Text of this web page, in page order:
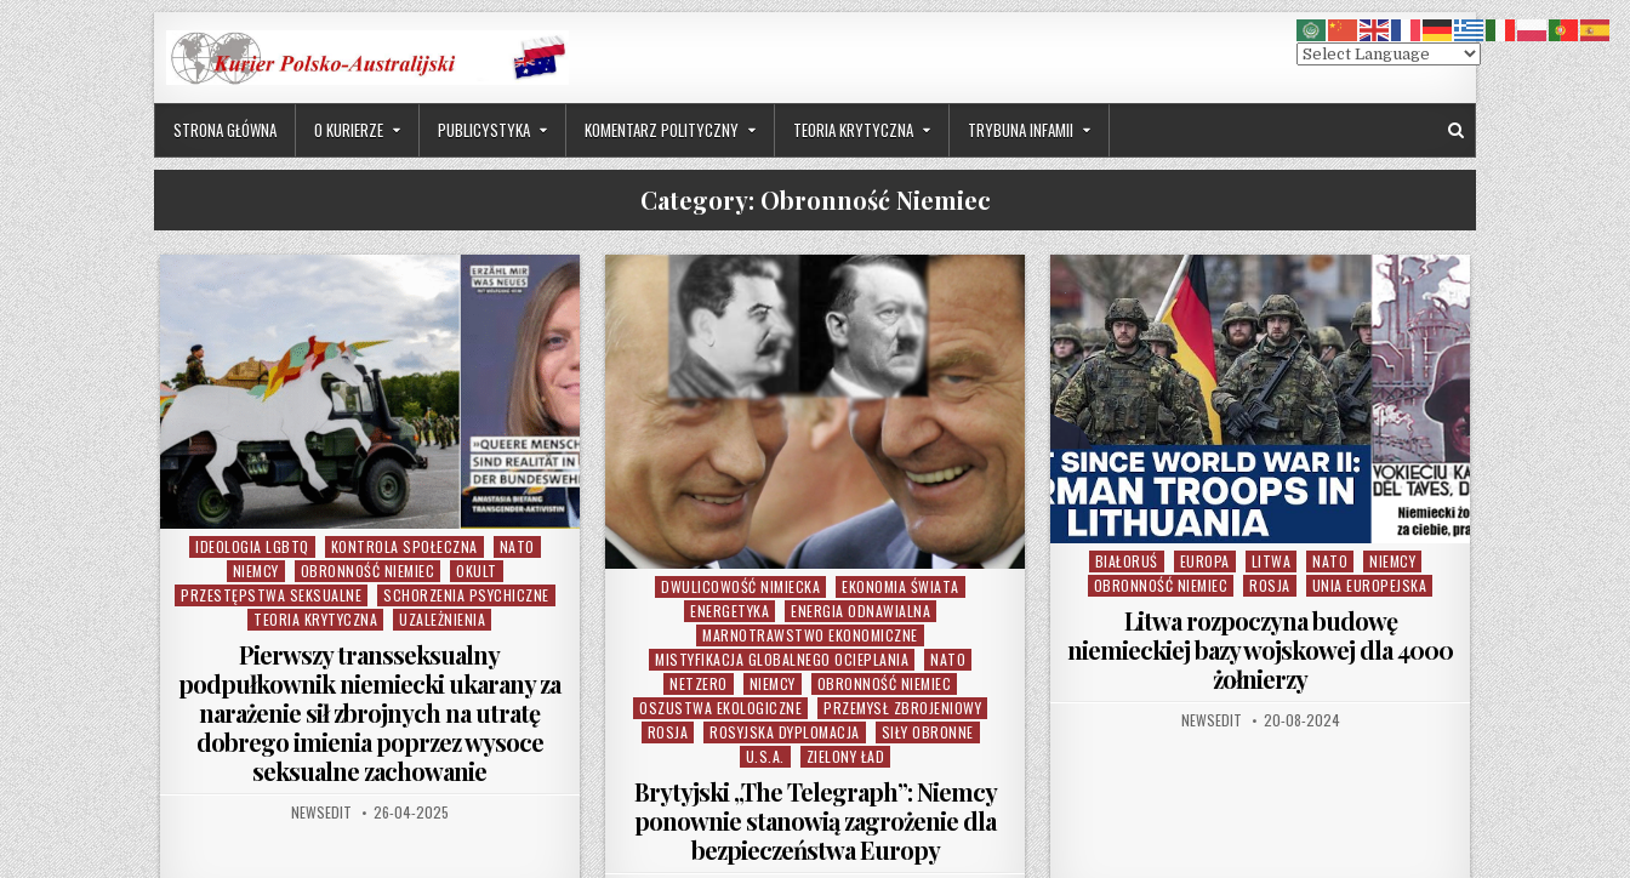
Skip to content
STRONA GŁÓWNA O KURIERZE PUBLICYSTYKA KOMENTARZ POLITYCZNY TEORIA KRYTYCZNA TRYBUNA INFAMII
Category: Obronność Niemiec
Posted in
IDEOLOGIA LGBTQ KONTROLA SPOŁECZNA
NATO
NIEMCY
OBRONNOŚĆ NIEMIEC
OKULT
PRZESTĘPSTWA SEKSUALNE
SCHORZENIA PSYCHICZNE
TEORIA KRYTYCZNA
UZALEŻNIENIA
Pierwszy transseksualny
podpułkownik niemiecki ukarany za
narażenie sił zbrojnych na utratę
dobrego imienia poprzez wysoce
seksualne zachowanie
AUTHOR:
NEWSEDIT PUBLISHED DATE:
26-04-2025
Posted in
DWULICOWOŚĆ NIMIECKA
EKONOMIA ŚWIATA
ENERGETYKA
ENERGIA ODNAWIALNA
MARNOTRAWSTWO EKONOMICZNE
MISTYFIKACJA GLOBALNEGO OCIEPLANIA
NATO
NETZERO
NIEMCY
OBRONNOŚĆ NIEMIEC
OSZUSTWA EKOLOGICZNE
PRZEMYSŁ ZBROJENIOWY
ROSJA
ROSYJSKA DYPLOMACJA
SIŁY OBRONNE
U.S.A.
ZIELONY ŁAD
Brytyjski „The Telegraph”: Niemcy
ponownie stanowią zagrożenie dla
bezpieczeństwa Europy
Posted in
BIAŁORUŚ EUROPA LITWA NATO
NIEMCY
OBRONNOŚĆ NIEMIEC
ROSJA UNIA EUROPEJSKA
Litwa rozpoczyna budowę
niemieckiej bazy wojskowej dla 4000
żołnierzy
AUTHOR:
NEWSEDIT PUBLISHED DATE:
20-08-2024